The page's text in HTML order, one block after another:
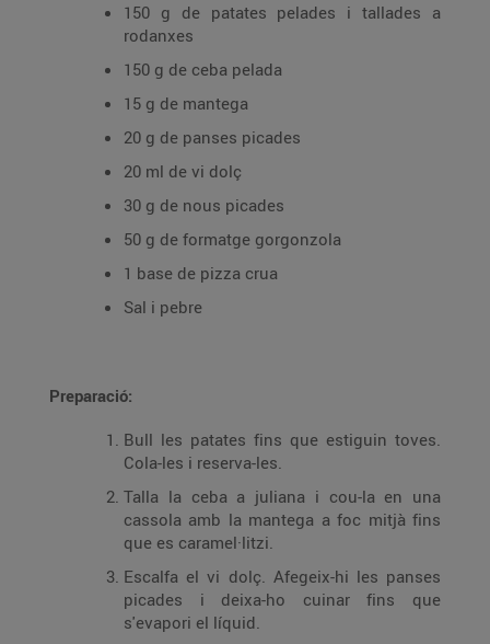
150 g de patates pelades i tallades a
rodanxes
150 g de ceba pelada
15 g de mantega
20 g de panses picades
20 ml de vi dolç
30 g de nous picades
50 g de formatge gorgonzola
1 base de pizza crua
Sal i pebre
Preparació:
Bull les patates fins que estiguin toves.
Cola-les i reserva-les.
Talla la ceba a juliana i cou-la en una
cassola amb la mantega a foc mitjà fins
que es caramel·litzi.
Escalfa el vi dolç. Afegeix-hi les panses
picades i deixa-ho cuinar fins que
s'evapori el líquid.